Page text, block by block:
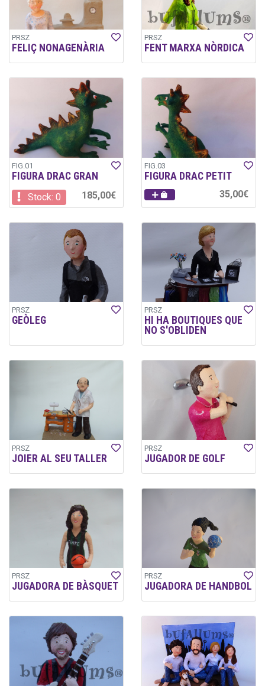
PRSZ
FELIÇ NONAGENÀRIA
PRSZ
FENT MARXA NÒRDICA
FIG.01
FIGURA DRAC GRAN
Stock: 0 185,00€
FIG.03
FIGURA DRAC PETIT
35,00€
PRSZ
GEÒLEG
PRSZ
HI HA BOUTIQUES QUE
NO S'OBLIDEN
PRSZ
JOIER AL SEU TALLER
PRSZ
JUGADOR DE GOLF
PRSZ
JUGADORA DE BÀSQUET
PRSZ
JUGADORA DE HANDBOL